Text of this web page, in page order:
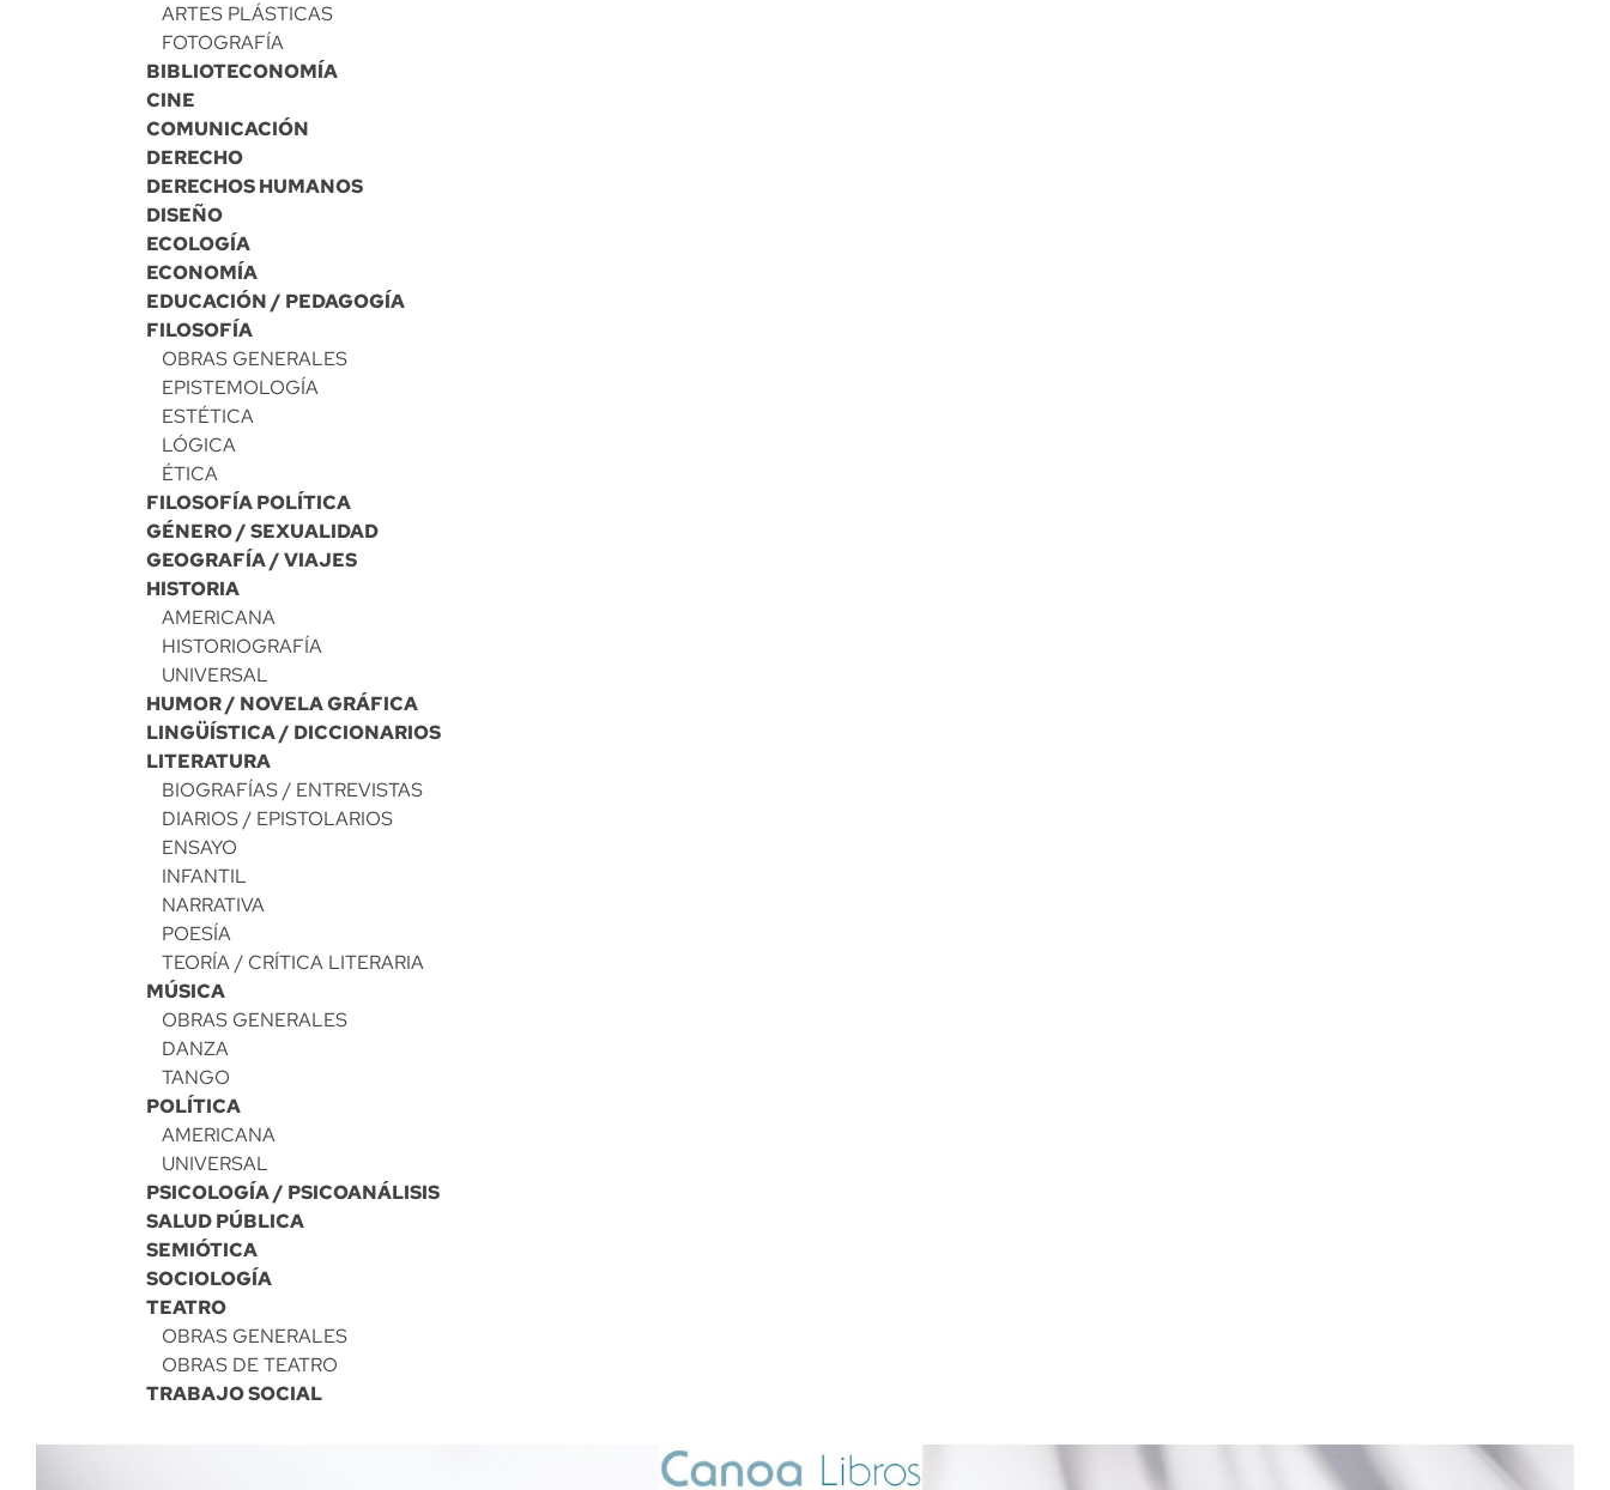
ARTES PLÁSTICAS
FOTOGRAFÍA
BIBLIOTECONOMÍA
CINE
COMUNICACIÓN
DERECHO
DERECHOS HUMANOS
DISEÑO
ECOLOGÍA
ECONOMÍA
EDUCACIÓN / PEDAGOGÍA
FILOSOFÍA
OBRAS GENERALES
EPISTEMOLOGÍA
ESTÉTICA
LÓGICA
ÉTICA
FILOSOFÍA POLÍTICA
GÉNERO / SEXUALIDAD
GEOGRAFÍA / VIAJES
HISTORIA
AMERICANA
HISTORIOGRAFÍA
UNIVERSAL
HUMOR / NOVELA GRÁFICA
LINGÜÍSTICA / DICCIONARIOS
LITERATURA
BIOGRAFÍAS / ENTREVISTAS
DIARIOS / EPISTOLARIOS
ENSAYO
INFANTIL
NARRATIVA
POESÍA
TEORÍA / CRÍTICA LITERARIA
MÚSICA
OBRAS GENERALES
DANZA
TANGO
POLÍTICA
AMERICANA
UNIVERSAL
PSICOLOGÍA / PSICOANÁLISIS
SALUD PÚBLICA
SEMIÓTICA
SOCIOLOGÍA
TEATRO
OBRAS GENERALES
OBRAS DE TEATRO
TRABAJO SOCIAL